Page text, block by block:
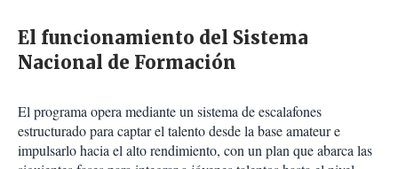
El funcionamiento del Sistema
Nacional de Formación
El programa opera mediante un sistema de escalafones
estructurado para captar el talento desde la base amateur e
impulsarlo hacia el alto rendimiento, con un plan que abarca las